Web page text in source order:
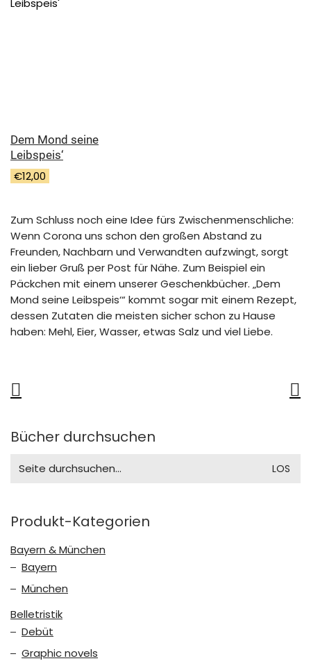
Dem Mond seine
Leibspeis‘
€12,00
Zum Schluss noch eine Idee fürs Zwischenmenschliche:
Wenn Corona uns schon den großen Abstand zu
Freunden, Nachbarn und Verwandten aufzwingt, sorgt
ein lieber Gruß per Post für Nähe. Zum Beispiel ein
Päckchen mit einem unserer Geschenkbücher. „Dem
Mond seine Leibspeis‘“ kommt sogar mit einem Rezept,
dessen Zutaten die meisten sicher schon zu Hause
haben: Mehl, Eier, Wasser, etwas Salz und viel Liebe.
Bücher durchsuchen
for:
Produkt-Kategorien
Bayern & München
Bayern
München
Belletristik
Debüt
Graphic novels